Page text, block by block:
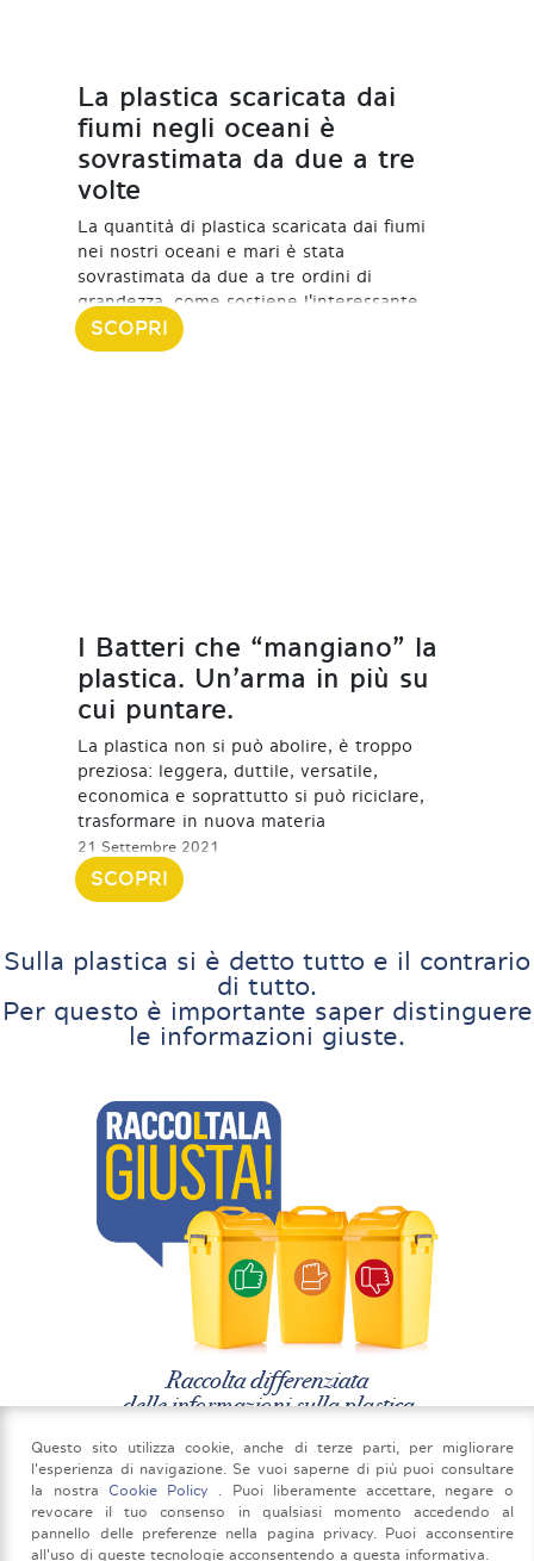
La plastica scaricata dai
fiumi negli oceani è
sovrastimata da due a tre
volte
La quantità di plastica scaricata dai fiumi
nei nostri oceani e mari è stata
sovrastimata da due a tre ordini di
grandezza, come sostiene l'interessante
13 Ottobre 2021
SCOPRI
I Batteri che “mangiano” la
plastica. Un’arma in più su
cui puntare.
La plastica non si può abolire, è troppo
preziosa: leggera, duttile, versatile,
economica e soprattutto si può riciclare,
trasformare in nuova materia
21 Settembre 2021
SCOPRI
Sulla plastica si è detto tutto e il contrario
di tutto.
Per questo è importante saper distinguere
le informazioni giuste.
Raccolta differenziata
delle informazioni sulla plastica
Questo sito utilizza cookie, anche di terze parti, per migliorare
l'esperienza di navigazione. Se vuoi saperne di più puoi consultare
la nostra Cookie Policy
. Puoi liberamente accettare, negare o
revocare il tuo consenso in qualsiasi momento accedendo al
pannello delle preferenze nella pagina privacy. Puoi acconsentire
all'uso di queste tecnologie acconsentendo a questa informativa.